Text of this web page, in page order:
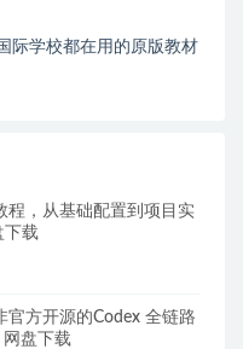
际学校都在用的原版教材
程，从基础配置到项目实
下载
官方开源的Codex 全链路
盘下载